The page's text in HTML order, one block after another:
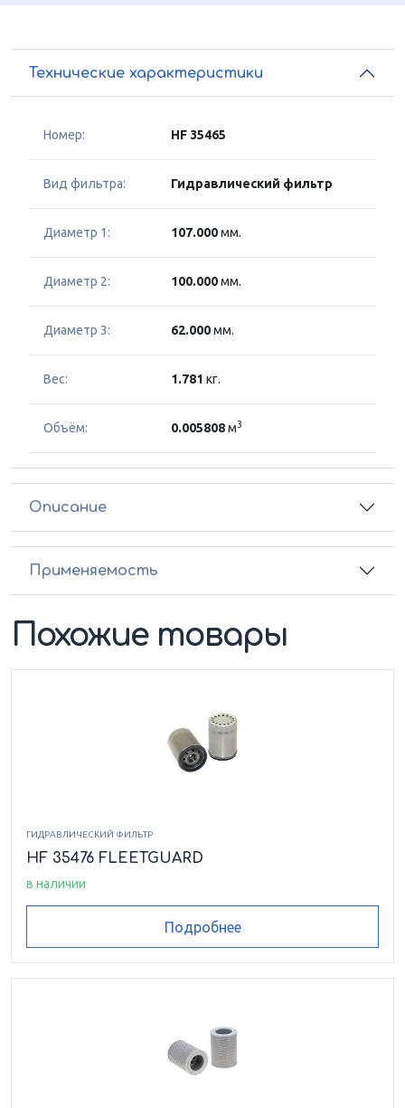
Технические характеристики
Номер: HF 35465
Вид фильтра: Гидравлический фильтр
Диаметр 1: 107.000мм.
Диаметр 2: 100.000мм.
Диаметр 3: 62.000мм.
Вес: 1.781 кг.
Объём: 0.005808м3
Описание
Применяемость
Похожие товары
ГИДРАВЛИЧЕСКИЙ ФИЛЬТР
HF 35476 FLEETGUARD
в наличии
Подробнее